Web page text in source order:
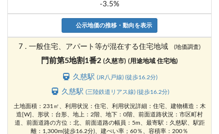
-3.5%
公示地価の推移・動向を表示
7 . 一般住宅、アパート等が混在する住宅地域 (地価調査)
門前第5地割1番2 (久慈市) (用途地域 住宅地)
久慈駅(JR八戸線) (徒歩16.2分)
久慈駅 (三陸鉄道リアス線) (徒歩16.2分)
土地面積：231㎡、利用状況：住宅、利用状況詳細：住宅、建物構造：木
造[W]、形状：台形、地上：2階、地下：0階、前面道路状況：市区町村
道、前面道路の方位：北、前面道路の幅員：5m、最寄駅：久慈駅、駅距
離：1,300m(徒歩16.2分)、建ぺい率；60％、容積率：200％